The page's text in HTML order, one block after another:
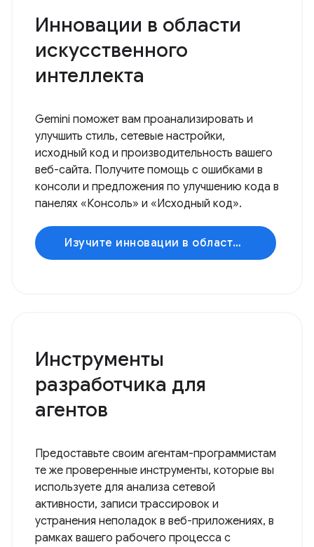
Инновации в области
искусственного
интеллекта
Gemini поможет вам проанализировать и
улучшить стиль, сетевые настройки,
исходный код и производительность вашего
веб-сайта. Получите помощь с ошибками в
консоли и предложения по улучшению кода в
панелях «Консоль» и «Исходный код».
Изучите инновации в области искусственного интеллекта.
Инструменты
разработчика для
агентов
Предоставьте своим агентам-программистам
те же проверенные инструменты, которые вы
используете для анализа сетевой
активности, записи трассировок и
устранения неполадок в веб-приложениях, в
рамках вашего рабочего процесса с